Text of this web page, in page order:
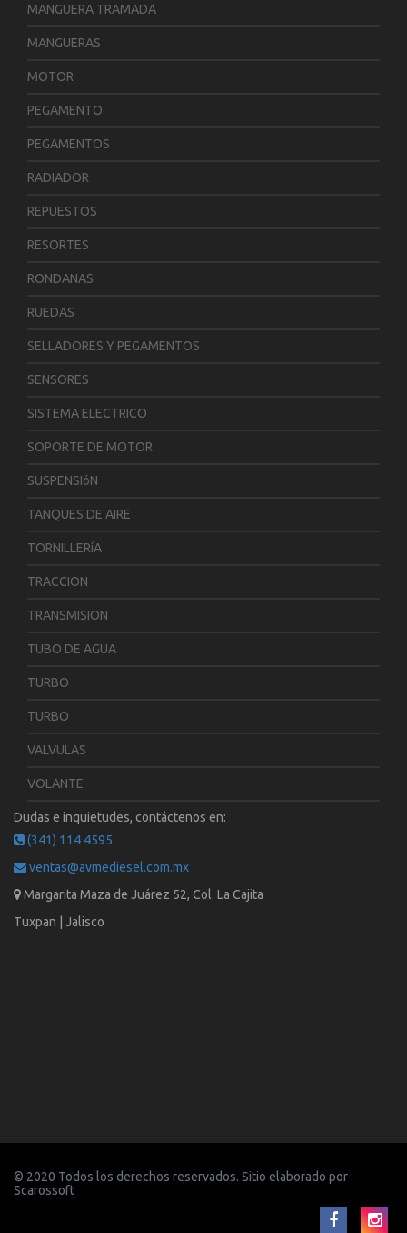
MANGUERA TRAMADA
MANGUERAS
MOTOR
PEGAMENTO
PEGAMENTOS
RADIADOR
REPUESTOS
RESORTES
RONDANAS
RUEDAS
SELLADORES Y PEGAMENTOS
SENSORES
SISTEMA ELECTRICO
SOPORTE DE MOTOR
SUSPENSIóN
TANQUES DE AIRE
TORNILLERíA
TRACCION
TRANSMISION
TUBO DE AGUA
TURBO
TURBO
VALVULAS
VOLANTE
Dudas e inquietudes, contáctenos en:
(341) 114 4595
ventas@avmediesel.com.mx
Margarita Maza de Juárez 52, Col. La Cajita
Tuxpan | Jalisco
© 2020 Todos los derechos reservados. Sitio elaborado por
Scarossoft